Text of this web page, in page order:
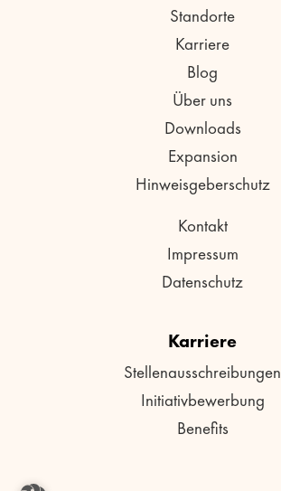
Standorte
Karriere
Blog
Über uns
Downloads
Expansion
Hinweisgeberschutz
Kontakt
Impressum
Datenschutz
Karriere
Stellenausschreibungen
Initiativbewerbung
Benefits